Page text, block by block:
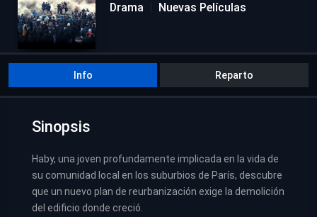
Drama Nuevas Películas
Info Reparto
Sinopsis
Haby, una joven profundamente implicada en la vida de
su comunidad local en los suburbios de París, descubre
que un nuevo plan de reurbanización exige la demolición
del edificio donde creció.